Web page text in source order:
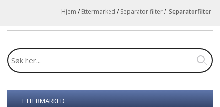
Hjem / Ettermarked / Separator filter/ separatorfilter
ETTERMARKED